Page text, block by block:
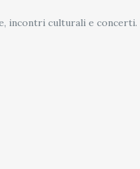
incontri culturali e concerti.